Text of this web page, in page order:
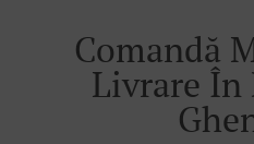
Comandă
Livrare În